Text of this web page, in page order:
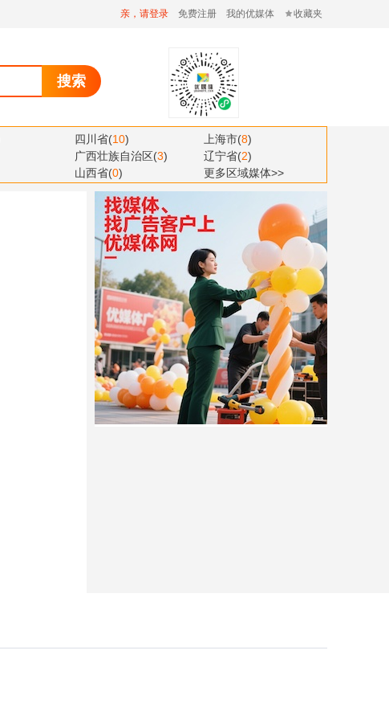
亲，请登录 免费注册 我的优媒体 收藏夹
搜索
四川省(10) 上海市(8)
广西壮族自治区(3) 辽宁省(2)
山西省(0) 更多区域媒体>>